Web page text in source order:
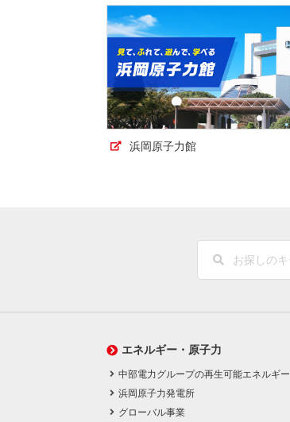
浜岡原子力館
エネルギー・原子力
中部電力グループの再生可能エネルギー
浜岡原子力発電所
グローバル事業